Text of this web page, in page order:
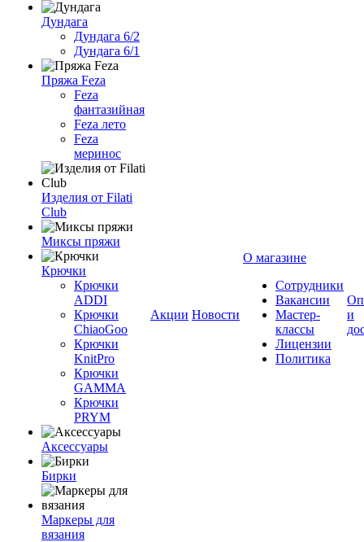
Дундага
Дундага 6/2
Дундага 6/1
Пряжа Feza
Feza
фантазийная
Feza лето
Feza
меринос
Изделия от Filati
Club
Миксы пряжи
Крючки
Крючки
ADDI
Крючки
ChiaoGoo
Крючки
KnitPro
Крючки
GAMMA
Крючки
PRYM
Аксессуары
Бирки
Маркеры для
вязания
Акции Новости
О магазине
Сотрудники
Вакансии
Мастер-
классы
Лицензии
Политика
и